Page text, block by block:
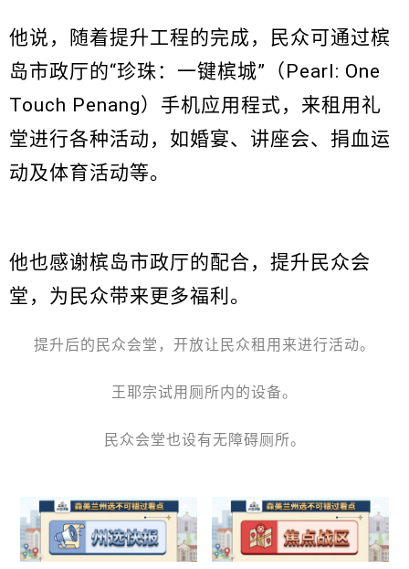
他说，随着提升工程的完成，民众可通过槟
岛市政厅的“珍珠：一键槟城”（Pearl: One
Touch Penang）手机应用程式，来租用礼
堂进行各种活动，如婚宴、讲座会、捐血运
动及体育活动等。
他也感谢槟岛市政厅的配合，提升民众会
堂，为民众带来更多福利。
提升后的民众会堂，开放让民众租用来进行活动。
王耶宗试用厕所内的设备。
民众会堂也设有无障碍厕所。